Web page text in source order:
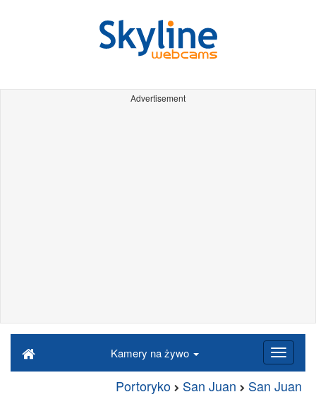
Advertisement
Kamery na żywo
Portoryko San Juan San Juan